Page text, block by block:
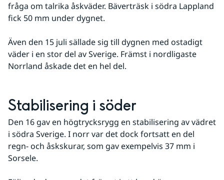
fråga om talrika åskväder. Bäverträsk i södra Lappland
fick 50 mm under dygnet.
Även den 15 juli sällade sig till dygnen med ostadigt
väder i en stor del av Sverige. Främst i nordligaste
Norrland åskade det en hel del.
Stabilisering i söder
Den 16 gav en högtrycksrygg en stabilisering av vädret
i södra Sverige. I norr var det dock fortsatt en del
regn- och åskskurar, som gav exempelvis 37 mm i
Sorsele.